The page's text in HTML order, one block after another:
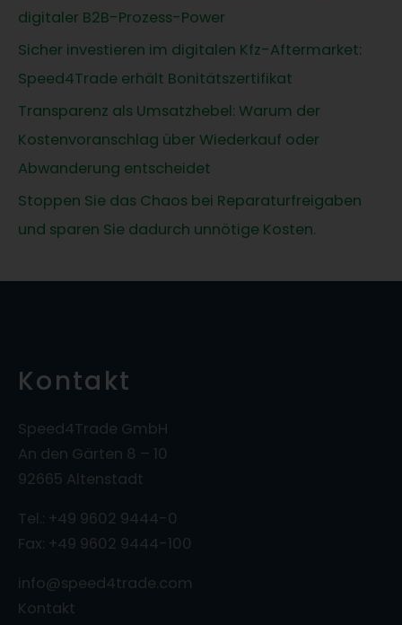
digitaler B2B-Prozess-Power
Sicher investieren im digitalen Kfz-Aftermarket:
Speed4Trade erhält Bonitätszertifikat
Transparenz als Umsatzhebel: Warum der
Kostenvoranschlag über Wiederkauf oder
Abwanderung entscheidet
Stoppen Sie das Chaos bei Reparaturfreigaben
und sparen Sie dadurch unnötige Kosten.
Kontakt
Speed4Trade GmbH
An den Gärten 8 – 10
92665 Altenstadt
Tel.: +49 9602 9444-0
Fax: +49 9602 9444-100
info@speed4trade.com
Kontakt